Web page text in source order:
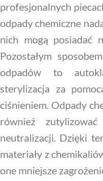
profesjonalnych
odpady chemiczne
nich mogą posiadać
Pozostałym
odpadów to
sterylizacja za
ciśnieniem. Odpady
również
neutralizacji. Dzięki
materiały z
one mniejsze